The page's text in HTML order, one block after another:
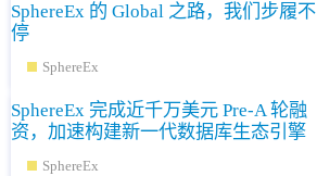
SphereEx 的 Global 之路，我们步履不
停
SphereEx
SphereEx 完成近千万美元 Pre-A 轮融
资，加速构建新一代数据库生态引擎
SphereEx